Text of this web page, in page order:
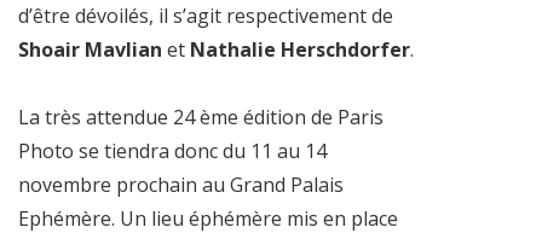
d’être dévoilés, il s’agit respectivement de
Shoair Mavlian et Nathalie Herschdorfer.
La très attendue 24 ème édition de Paris
Photo se tiendra donc du 11 au 14
novembre prochain au Grand Palais
Ephémère. Un lieu éphémère mis en place